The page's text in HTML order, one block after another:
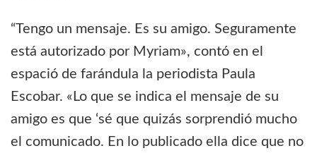
“Tengo un mensaje. Es su amigo. Seguramente
está autorizado por Myriam», contó en el
espació de farándula la periodista Paula
Escobar. «Lo que se indica el mensaje de su
amigo es que ‘sé que quizás sorprendió mucho
el comunicado. En lo publicado ella dice que no